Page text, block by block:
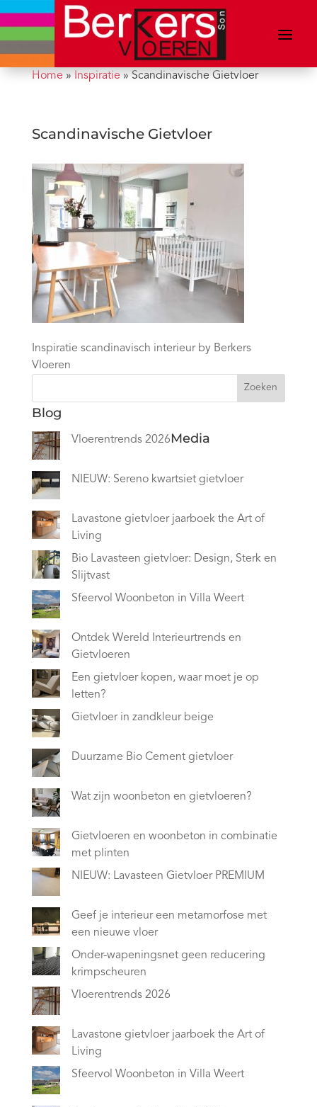
Home» Inspiratie» Scandinavische Gietvloer
Scandinavische Gietvloer
Inspiratie scandinavisch interieur by Berkers
Vloeren
Zoeken
Blog
Vloerentrends 2026
NIEUW: Sereno kwartsiet gietvloer
Lavastone gietvloer jaarboek the Art of
Living
Bio Lavasteen gietvloer: Design, Sterk en
Slijtvast
Sfeervol Woonbeton in Villa Weert
Ontdek Wereld Interieurtrends en
Gietvloeren
Een gietvloer kopen, waar moet je op
letten?
Gietvloer in zandkleur beige
Duurzame Bio Cement gietvloer
Wat zijn woonbeton en gietvloeren?
Gietvloeren en woonbeton in combinatie
met plinten
NIEUW: Lavasteen Gietvloer PREMIUM
Geef je interieur een metamorfose met
een nieuwe vloer
Onder-wapeningsnet geen reducering
krimpscheuren
Media
Vloerentrends 2026
Lavastone gietvloer jaarboek the Art of
Living
Sfeervol Woonbeton in Villa Weert